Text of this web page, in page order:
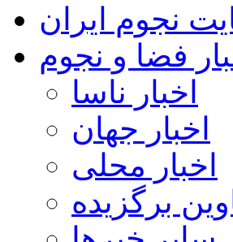
نجوم ایران
فضا و نجوم
اخبار ناسا
اخبار جهان
اخبار محلی
برگزیده